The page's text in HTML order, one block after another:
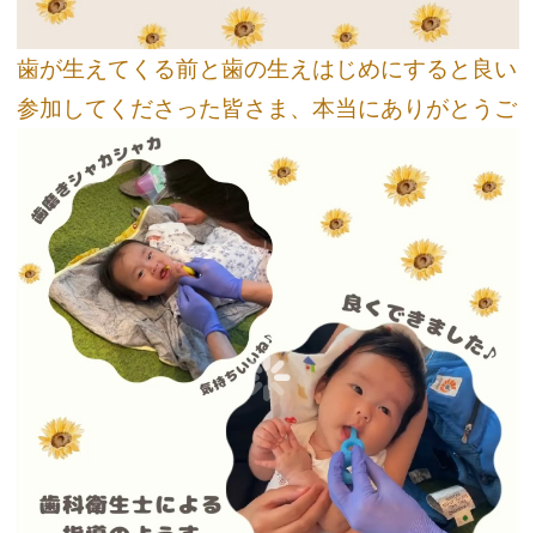
歯が生えてくる前と歯の生えはじめにすると良い